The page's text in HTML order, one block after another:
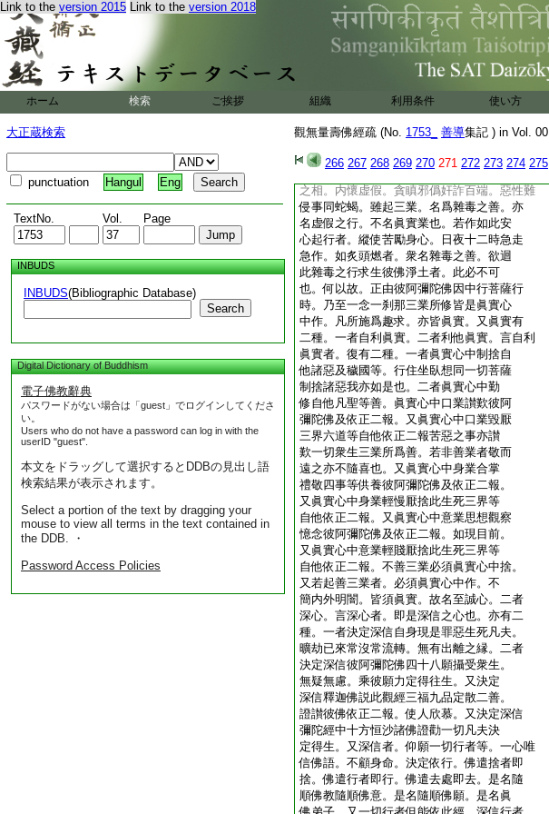
Link to the version 2015 Link to the version 2018
ホーム 検索 ご挨拶 組織 利用条件 使い方
大正蔵検索
punctuation Hangul Eng
TextNo. Vol. Page
INBUDS
INBUDS(Bibliographic Database)
Search
Digital Dictionary of Buddhism
電子佛教辭典
パスワードがない場合は「guest」でログインしてくださ
い。
Users who do not have a password can log in with the
userID "guest".
本文をドラッグして選択するとDDBの見出し語
検索結果が表示されます。
Select a portion of the text by dragging your
mouse to view all terms in the text contained in
the DDB. ・
Password Access Policies
觀無量壽佛經疏 (No. 1753_ 善導集記 ) in Vol. 00
266 267 268 269 270 271 272 273 274 275
二意。一明告命。二明辨定其位。此即修學
大乘上善凡夫人也。三從若有衆生下至
即便往生已來。正明總擧有生之類。即有
其四。一明能信之人。二明求願往生。三明
發心多少。四明得生之益。四從何等爲三
下至必生彼國已來。正明辨定三心以爲
正因。即有其二。一明世尊隨機顯益意密
難知非佛自問自徴無由得解。二明如來
還自答前三心之數。經云。一者至誠心。至者
眞。誠者實。欲明一切衆生身口意業所修解
之相。内懷虚假。貪瞋邪僞奸詐百端。惡性難
侵事同蛇蝎。雖起三業。名爲雜毒之善。亦
名虚假之行。不名眞實業也。若作如此安
心起行者。縱使苦勵身心。日夜十二時急走
急作。如炙頭燃者。衆名雜毒之善。欲迴
此雜毒之行求生彼佛淨土者。此必不可
也。何以故。正由彼阿彌陀佛因中行菩薩行
時。乃至一念一刹那三業所修皆是眞實心
中作。凡所施爲趣求。亦皆眞實。又眞實有
二種。一者自利眞實。二者利他眞實。言自利
眞實者。復有二種。一者眞實心中制捨自
他諸惡及穢國等。行住坐臥想同一切菩薩
制捨諸惡我亦如是也。二者眞實心中勤
修自他凡聖等善。眞實心中口業讃歎彼阿
彌陀佛及依正二報。又眞實心中口業毀厭
三界六道等自他依正二報苦惡之事亦讃
歎一切衆生三業所爲善。若非善業者敬而
遠之亦不隨喜也。又眞實心中身業合掌
禮敬四事等供養彼阿彌陀佛及依正二報。
又眞實心中身業輕慢厭捨此生死三界等
自他依正二報。又眞實心中意業思想觀察
憶念彼阿彌陀佛及依正二報。如現目前。
又眞實心中意業輕賤厭捨此生死三界等
自他依正二報。不善三業必須眞實心中捨。
又若起善三業者。必須眞實心中作。不
簡内外明闇。皆須眞實。故名至誠心。二者
深心。言深心者。即是深信之心也。亦有二
種。一者決定深信自身現是罪惡生死凡夫。
曠劫已來常沒常流轉。無有出離之縁。二者
決定深信彼阿彌陀佛四十八願攝受衆生。
無疑無慮。乘彼願力定得往生。又決定
深信釋迦佛説此觀經三福九品定散二善。
證讃彼佛依正二報。使人欣慕。又決定深信
彌陀經中十方恒沙諸佛證勸一切凡夫決
定得生。又深信者。仰願一切行者等。一心唯
信佛語。不顧身命。決定依行。佛遣捨者即
捨。佛遣行者即行。佛遣去處即去。是名隨
順佛教隨順佛意。是名隨順佛願。是名眞